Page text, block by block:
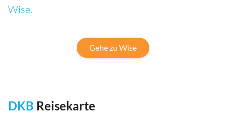
Wise.
Gehe zu Wise
DKB Reisekarte